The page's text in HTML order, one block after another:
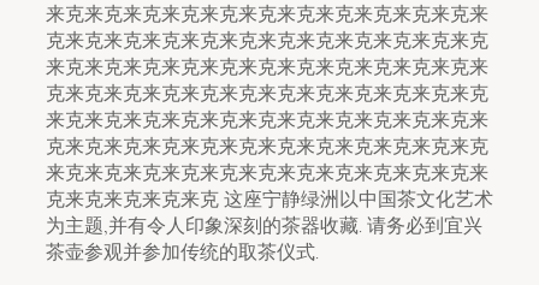
来克来克来克来克来克来克来克来克来克来克来克来
克来克来克来克来克来克来克来克来克来克来克来克
来克来克来克来克来克来克来克来克来克来克来克来
克来克来克来克来克来克来克来克来克来克来克来克
来克来克来克来克来克来克来克来克来克来克来克来
克来克来克来克来克来克来克来克来克来克来克来克
来克来克来克来克来克来克来克来克来克来克来克来
克来克来克来克来克 这座宁静绿洲以中国茶文化艺术
为主题,并有令人印象深刻的茶器收藏. 请务必到宜兴
茶壶参观并参加传统的取茶仪式.